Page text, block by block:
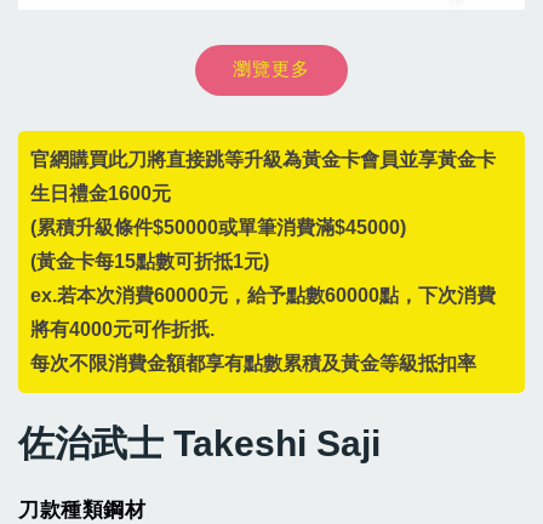
+NT$ 899
瀏覽更多
官網購買此刀將直接跳等升級為黃金卡會員並享黃金卡
生日禮金1600元
(累積升級條件$50000或單筆消費滿$45000)
(黃金卡每15點數可折抵1元)
ex.若本次消費60000元，給予點數60000點，下次消費
將有4000元可作折扺.
每次不限消費金額都享有點數累積及黃金等級抵扣率
佐治武士 Takeshi Saji
刀款種類鋼材